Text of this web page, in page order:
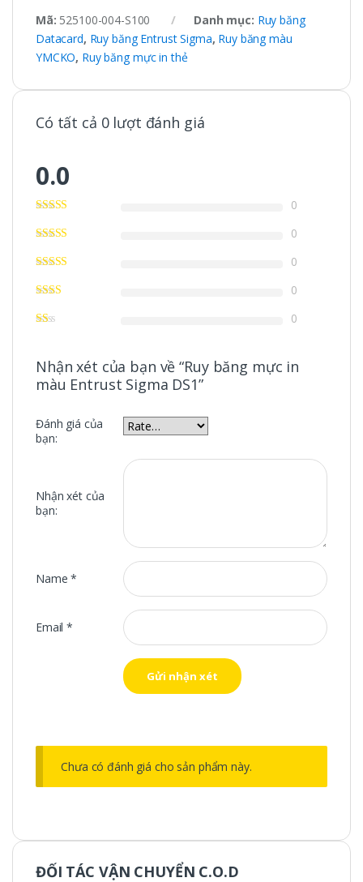
Mã: 525100-004-S100 Danh mục: Ruy băng
Datacard, Ruy băng Entrust Sigma, Ruy băng màu
YMCKO, Ruy băng mực in thẻ
Có tất cả 0 lượt đánh giá
0.0
0
0
0
0
0
Nhận xét của bạn về “Ruy băng mực in
màu Entrust Sigma DS1”
Đánh giá của
bạn:
Nhận xét của
bạn:
Name*
Email*
Chưa có đánh giá cho sản phẩm này.
ĐỐI TÁC VẬN CHUYỂN C.O.D